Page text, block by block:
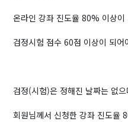
온라인 강좌 진도율 80% 이상
검정시험 점수 60점 이상이 되
검정(시험)은 정해진 날짜는 없으
회원님께서 신청한 강좌 진도율